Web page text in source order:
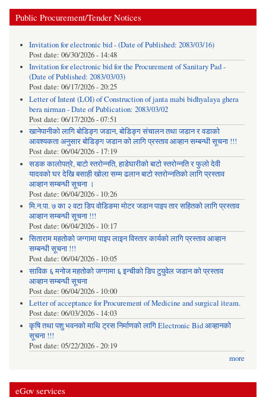
Public Procurement/Tender Notices
Invitation for electronic bid - (Date of Published: 2083/03/16)
Post date: 06/30/2026 - 14:48
Invitation for electronic bid for the Procurement of Sanitary Pad -
(Date of Published: 2083/03/03)
Post date: 06/17/2026 - 20:25
Letter of Intent (LOI) of Construction of janta mabi bidhyalaya ghera
bera nirman - Date of Publication: 2083/03/02
Post date: 06/17/2026 - 07:51
खानेपानीको लागि बोडिङ्ग जडान, बोडिङ्ग संचालन तथा जडान र वडाको
आवश्यकता अनुसार बोडिङ्ग जडान को लागि प्रस्ताव आव्हान सम्बन्धी सूचना !!!
Post date: 06/04/2026 - 17:19
सडक कालोपत्रे, बाटो स्तरोन्नति, हाडेघारीको बाटो स्तरोन्नति र फुलो देवी
यादवको घर देखि बसाही खोला सम्म ढलान बाटो स्तरोन्नतिको लागि प्रस्ताव
आव्हान सम्बन्धी सूचना ।
Post date: 06/04/2026 - 10:26
मि.न.पा. ७ का २ वटा डिप वोडिङमा मोटर जडान पाइप तार सहितको लागि प्रस्ताव
आव्हान सम्बन्धी सूचना !!!
Post date: 06/04/2026 - 10:17
सिताराम महतोको जग्गामा पाइप लाइन विस्तार कार्यको लागि प्रस्ताव आव्हान
सम्बन्धी सूचना !!!
Post date: 06/04/2026 - 10:05
साविक ६ मनोज महतोको जग्गामा ६ इन्चीको डिप टुयुवेल जडान को प्रस्ताव
आव्हान सम्बन्धी सूचना
Post date: 06/04/2026 - 10:00
Letter of acceptance for Procurement of Medicine and surgical iteam.
Post date: 06/03/2026 - 14:03
कृषि तथा पशु भवनको माथि ट्रस निर्माणको लागि Electronic Bid आव्हानको
सूचना !!!
Post date: 05/22/2026 - 20:19
more
eGov services